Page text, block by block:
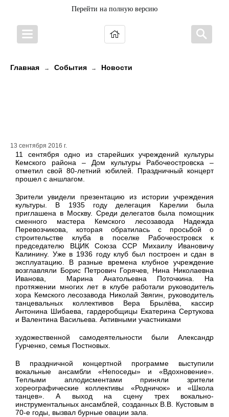
Перейти на полную версию
Главная → События → Новости
13 сентября 2016 г.
11 сентября одно из старейших учреждений культуры
Кемского района – Дом культуры Рабочеостровска –
отметил свой 80-летний юбилей. Праздничный концерт
прошел с аншлагом.
Зрители увидели презентацию из истории учреждения
культуры. В 1935 году делегация Карелии была
приглашена в Москву. Среди делегатов была помощник
сменного мастера Кемского лесозавода Надежда
Перевозчикова, которая обратилась с просьбой о
строительстве клуба в поселке Рабочеостровск к
председателю ВЦИК Союза ССР Михаилу Ивановичу
Калинину. Уже в 1936 году клуб был построен и сдан в
эксплуатацию. В разные времена клубное учреждение
возглавляли Борис Петрович Горячев, Нина Николаевна
Иванова, Марина Анатольевна Поточкина. На
протяжении многих лет в клубе работали руководитель
хора Кемского лесозавода Николай Звягин, руководитель
танцевальных коллективов Вера Брылёва, кассир
Антонина Шибаева, гардеробщицы Екатерина Сертукова
и Валентина Васильева. Активными участниками
художественной самодеятельности были Александр
Гурченко, семья Постновых.
В праздничной концертной программе выступили
вокальные ансамбли «Непоседы» и «Вдохновение».
Теплыми аплодисментами приняли зрители
хореографические коллективы «Родничок» и «Школа
танцев». А выход на сцену трех вокально-
инструментальных ансамблей, созданных В.В. Кустовым в
70-е годы, вызвал бурные овации зала.